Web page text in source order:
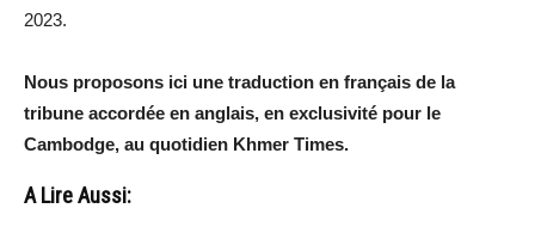
2023.
Nous proposons ici une traduction en français de la
tribune accordée en anglais, en exclusivité pour le
Cambodge, au quotidien Khmer Times.
A Lire Aussi: